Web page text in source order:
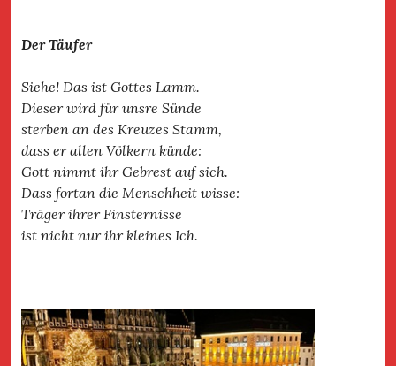
Der Täufer
Siehe! Das ist Gottes Lamm.
Dieser wird für unsre Sünde
sterben an des Kreuzes Stamm,
dass er allen Völkern künde:
Gott nimmt ihr Gebrest auf sich.
Dass fortan die Menschheit wisse:
Träger ihrer Finsternisse
ist nicht nur ihr kleines Ich.